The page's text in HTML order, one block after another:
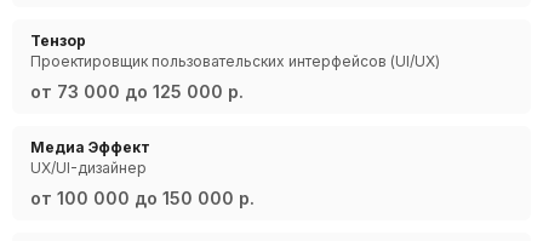
Тензор
Проектировщик пользовательских интерфейсов (UI/UX)
от 73 000 до 125 000 р.
Медиа Эффект
UX/UI-дизайнер
от 100 000 до 150 000 р.